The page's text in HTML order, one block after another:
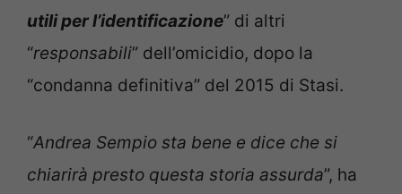
utili per l’identificazione” di altri
“responsabili” dell’omicidio, dopo la
“condanna definitiva” del 2015 di Stasi.
“Andrea Sempio sta bene e dice che si
chiarirà presto questa storia assurda”, ha